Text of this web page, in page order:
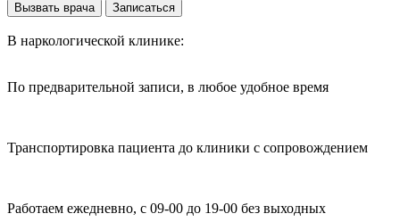
Вызвать врача Записаться
В наркологической клинике:
По предварительной записи, в любое удобное время
Транспортировка пациента до клиники с сопровождением
Работаем ежедневно, с 09-00 до 19-00 без выходных